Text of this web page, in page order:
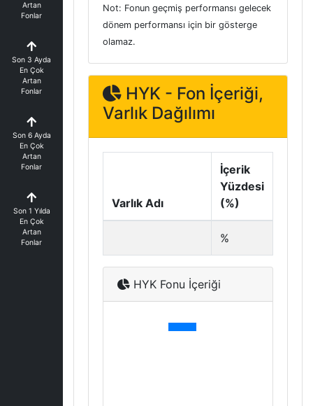
Artan
Fonlar
Son 3 Ayda
En Çok
Artan
Fonlar
Son 6 Ayda
En Çok
Artan
Fonlar
Son 1 Yılda
En Çok
Artan
Fonlar
Not: Fonun geçmiş performansı gelecek
dönem performansı için bir gösterge
olamaz.
HYK - Fon İçeriği,
Varlık Dağılımı
Varlık Adı
İçerik
Yüzdesi
(%)
%
HYK Fonu İçeriği